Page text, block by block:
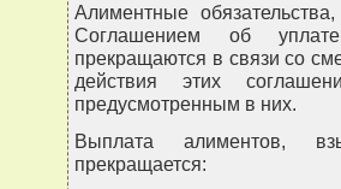
Алиментные
Соглашением об
прекращаются в связи со
действия этих
предусмотренным в них.
Выплата алиментов,
прекращается: